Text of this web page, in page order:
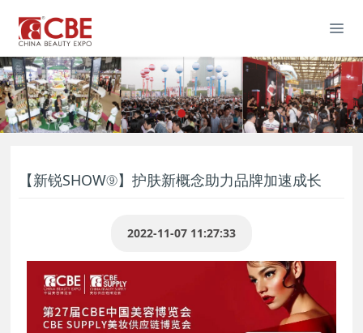
【新锐SHOW⑨】护肤新概念助力品牌加速成长
2022-11-07 11:27:33